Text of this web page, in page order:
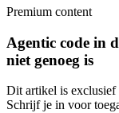
Premium content
Agentic code in
niet genoeg is
Dit artikel is exclusief
Schrijf je in voor